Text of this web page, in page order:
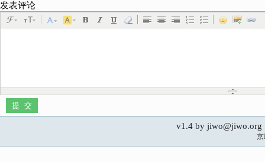
发表评论
v1.4 by
京